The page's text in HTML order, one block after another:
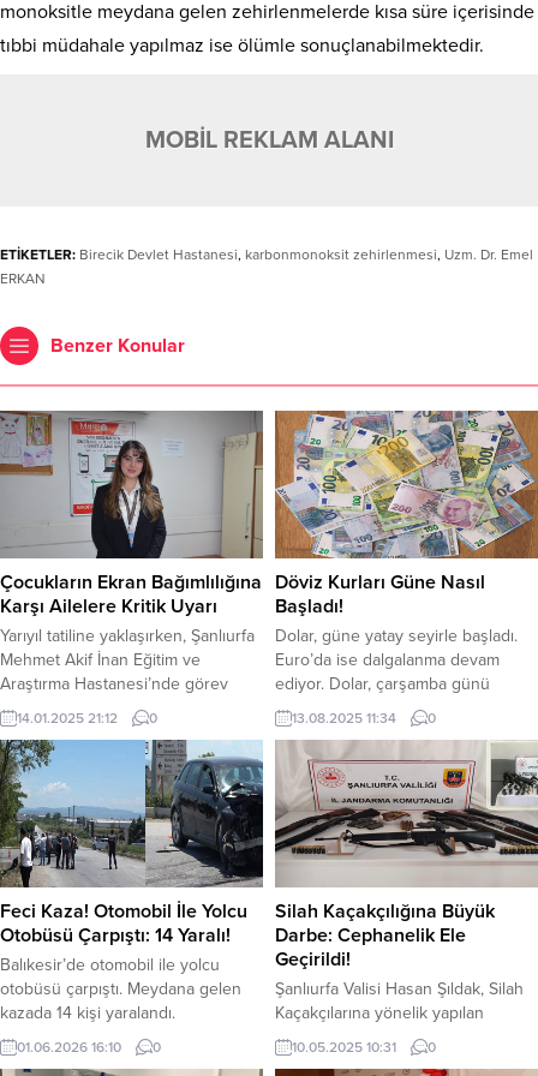
monoksitle meydana gelen zehirlenmelerde kısa süre içerisinde
tıbbi müdahale yapılmaz ise ölümle sonuçlanabilmektedir.
MOBİL REKLAM ALANI
ETİKETLER: Birecik Devlet Hastanesi, karbonmonoksit zehirlenmesi, Uzm. Dr. Emel
ERKAN
Benzer Konular
Çocukların Ekran Bağımlılığına
Karşı Ailelere Kritik Uyarı
Yarıyıl tatiline yaklaşırken, Şanlıurfa
Mehmet Akif İnan Eğitim ve
Araştırma Hastanesi’nde görev
yapan Çocuk ve Ergen Ruh Sağlığı
Hastalıkları Uzmanı Dr. Yağmur
Atakan, çocukların ekran bağımlılığı
konusunda ailelere kritik uyarılarda
bulundu. Dr. Atakan, ekran
sürelerinin çocukların fiziksel ve
ruhsal sağlığı üzerindeki olumsuz
etkilerine dikkat çekerek, ailelerin
bu konuda bilinçli adımlar...
14.01.2025 21:12 0
Döviz Kurları Güne Nasıl
Başladı!
Dolar, güne yatay seyirle başladı.
Euro’da ise dalgalanma devam
ediyor. Dolar, çarşamba günü
serbest piyasada saat 11.25
itibariyle 40.75 TL’den işlem
görüyor. Euro ise aynı saat itibariyle
47.73 TL’den alıcı buluyor.
13.08.2025 11:34 0
Feci Kaza! Otomobil İle Yolcu
Otobüsü Çarpıştı: 14 Yaralı!
Balıkesir’de otomobil ile yolcu
otobüsü çarpıştı. Meydana gelen
kazada 14 kişi yaralandı.
Balıkesir’de eski Kepsut yolu
üzerinde meydana gelen trafik
01.06.2026 16:10 0
Silah Kaçakçılığına Büyük
Darbe: Cephanelik Ele
Geçirildi!
Şanlıurfa Valisi Hasan Şıldak, Silah
Kaçakçılarına yönelik yapılan
operasyonu sosyal medya
hesabından açıkladı. Vali Şıldak, İl
10.05.2025 10:31 0